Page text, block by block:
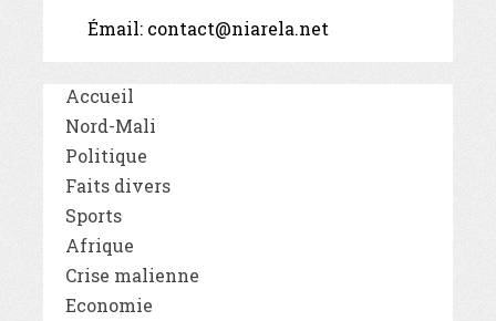
Émail: contact@niarela.net
Accueil
Nord-Mali
Politique
Faits divers
Sports
Afrique
Crise malienne
Economie